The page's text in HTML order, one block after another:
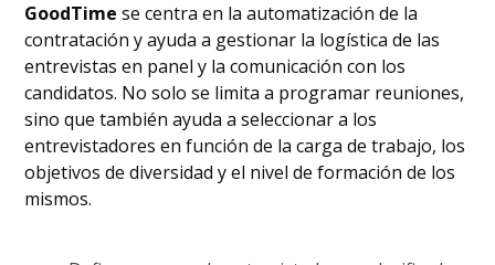
GoodTime se centra en la automatización de la
contratación y ayuda a gestionar la logística de las
entrevistas en panel y la comunicación con los
candidatos. No solo se limita a programar reuniones,
sino que también ayuda a seleccionar a los
entrevistadores en función de la carga de trabajo, los
objetivos de diversidad y el nivel de formación de los
mismos.